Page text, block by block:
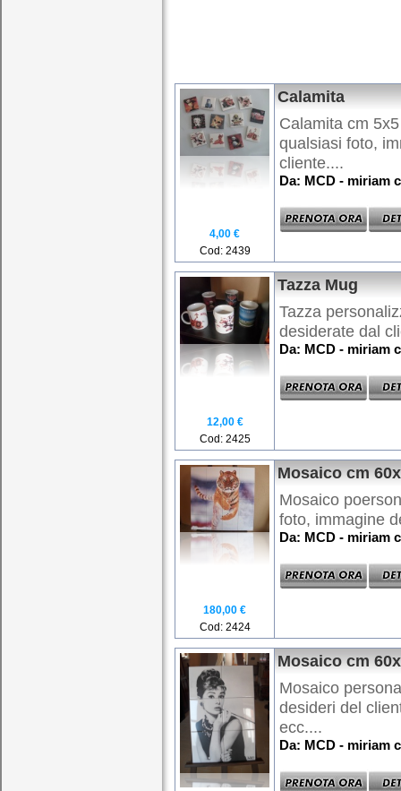
4,00 €
Cod: 2439
Calamita
Calamita cm
qualsiasi foto,
cliente....
Da: MCD - miriam
12,00 €
Cod: 2425
Tazza Mug
Tazza
desiderate dal
Da: MCD - miriam
180,00 €
Cod: 2424
Mosaico cm
Mosaico
foto, immagine
Da: MCD - miriam
Mosaico cm
Mosaico
desideri del
ecc....
Da: MCD - miriam